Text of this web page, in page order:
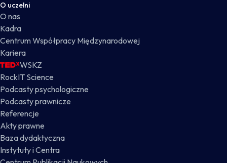
O uczelni
O nas
Kadra
Centrum Współpracy Międzynarodowej
Kariera
WSKZ
RockIT Science
Podcasty psychologiczne
Podcasty prawnicze
Referencje
Akty prawne
Baza dydaktyczna
Instytuty i Centra